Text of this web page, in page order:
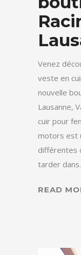
Venez
veste en
nouvelle
Lausanne,
cuir pour
motors est
différentes
tarder
READ